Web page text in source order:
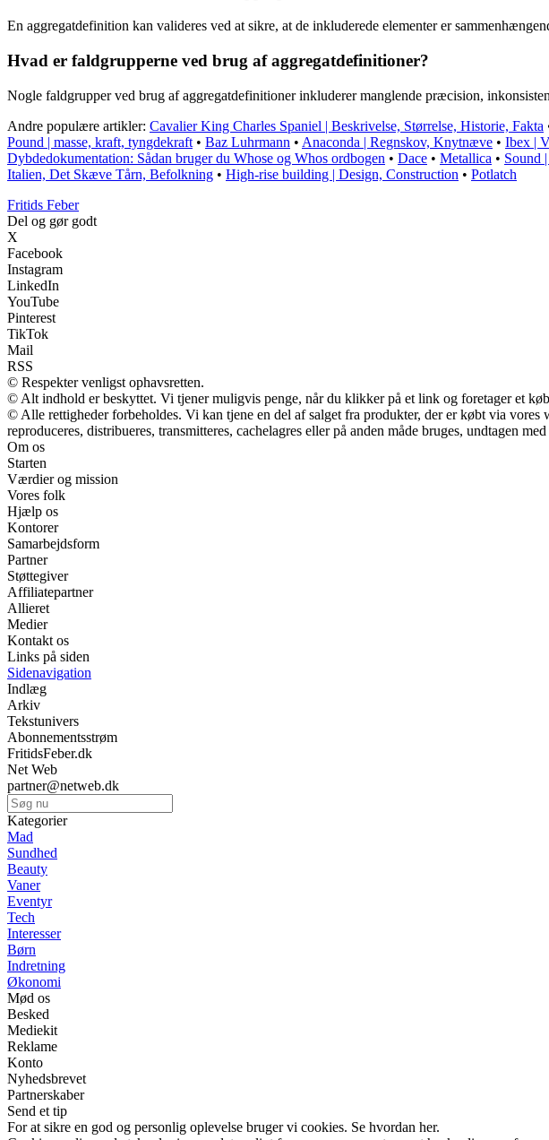
En aggregatdefinition kan valideres ved at sikre, at de inkluderede elementer er
Hvad er faldgrupperne ved brug af aggregatdefinitioner?
Nogle faldgrupper ved brug af aggregatdefinitioner inkluderer manglende præcision,
Andre populære artikler: Cavalier King Charles Spaniel | Beskrivelse, Størrelse, Historie, Fakta
Pound | masse, kraft, tyngdekraft • Baz Luhrmann • Anaconda | Regnskov, Knytnæve • Ibex |
Dybdedokumentation: Sådan bruger du Whose og Whos ordbogen • Dace • Metallica • Sound
Italien, Det Skæve Tårn, Befolkning • High-rise building | Design, Construction • Potlatch
Fritids Feber
Del og gør godt
X
Facebook
Instagram
LinkedIn
YouTube
Pinterest
TikTok
Mail
RSS
© Respekter venligst ophavsretten.
© Alt indhold er beskyttet. Vi tjener muligvis penge, når du klikker på et link og foretager et
© Alle rettigheder forbeholdes. Vi kan tjene en del af salget fra produkter, der er købt via
reproduceres, distribueres, transmitteres, cachelagres eller på anden måde bruges, undtagen
Om os
Starten
Værdier og mission
Vores folk
Hjælp os
Kontorer
Samarbejdsform
Partner
Støttegiver
Affiliatepartner
Allieret
Medier
Kontakt os
Links på siden
Sidenavigation
Indlæg
Arkiv
Tekstunivers
Abonnementsstrøm
FritidsFeber.dk
Net Web
partner@netweb.dk
Kategorier
Mad
Sundhed
Beauty
Vaner
Eventyr
Tech
Interesser
Børn
Indretning
Økonomi
Mød os
Besked
Mediekit
Reklame
Konto
Nyhedsbrevet
Partnerskaber
Send et tip
For at sikre en god og personlig oplevelse bruger vi cookies. Se hvordan her.